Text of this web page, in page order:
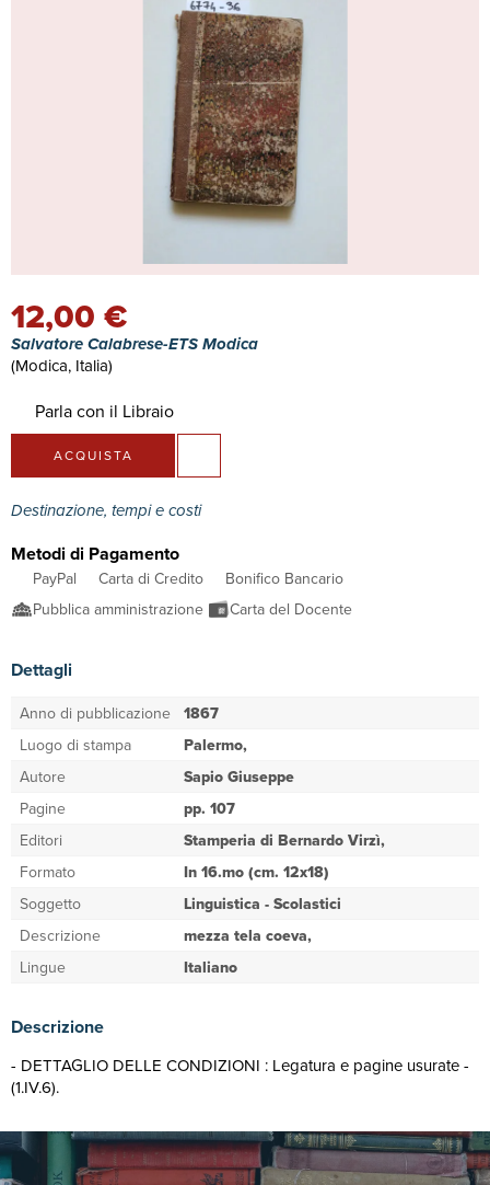
12,00 €
Salvatore Calabrese-ETS Modica
(Modica, Italia)
Parla con il Libraio
ACQUISTA
Destinazione, tempi e costi
Metodi di Pagamento
PayPal Carta di Credito
Bonifico Bancario
Pubblica amministrazione
Carta del Docente
Dettagli
Anno di pubblicazione 1867
Luogo di stampa
Palermo,
Autore
Sapio Giuseppe
Pagine
pp. 107
Editori
Stamperia di Bernardo Virzì,
Formato
In 16.mo (cm. 12x18)
Soggetto
Linguistica - Scolastici
Descrizione
mezza tela coeva,
Lingue
Italiano
Descrizione
- DETTAGLIO DELLE CONDIZIONI : Legatura e pagine usurate -
(1.IV.6).